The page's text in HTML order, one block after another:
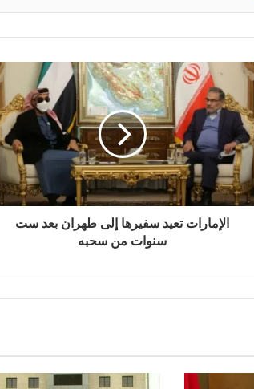
الإمارات تعيد سفيرها إلى طهران بعد ست
سنوات من سحبه